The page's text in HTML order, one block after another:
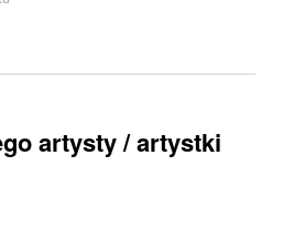
artysty / artystki